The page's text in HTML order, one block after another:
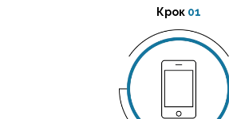
Крок 01